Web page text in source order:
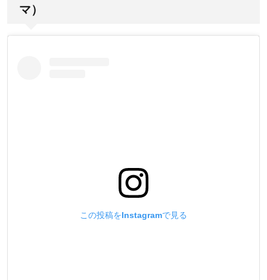
マ）
この投稿をInstagramで見る